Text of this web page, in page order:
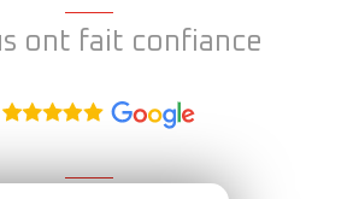
ont fait confiance